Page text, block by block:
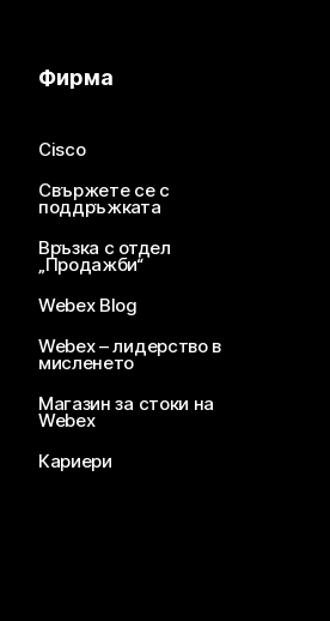
Фирма
Cisco
Свържете се с
поддръжката
Връзка с отдел
„Продажби“
Webex Blog
Webex – лидерство в
мисленето
Магазин за стоки на
Webex
Кариери